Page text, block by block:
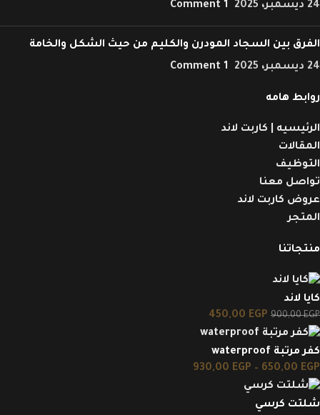
24 ديسمبر، 2025
1 Comment
الفرق بين السجاد المودرن والكليم من حيث الشكل والخامة
24 ديسمبر، 2025
1 Comment
روابط هامه
الرئيسيه | كاربت لاند
المقالات
التوظيف
تواصل معنا
عروض كاربت لاند
المتجر
منتجاتنا
كايا لاند
900,00EGP
450,00 EGP
كفر مرتبة waterproof
650,00 EGP
–
930,00 EGP
شلتت كرسي